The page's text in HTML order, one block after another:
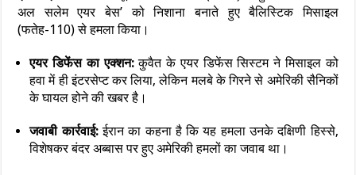
अल सलेम एयर बेस’ को निशाना बनाते हुए बैलिस्टिक मिसाइल
(फतेह-110) से हमला किया।
एयर डिफेंस का एक्शन:कुवैत के एयर डिफेंस सिस्टम ने मिसाइल को
हवा में ही इंटरसेप्ट कर लिया, लेकिन मलबे के गिरने से अमेरिकी सैनिकों
के घायल होने की खबर है।
जवाबी कार्रवाई:ईरान का कहना है कि यह हमला उनके दक्षिणी हिस्से,
विशेषकर बंदर अब्बास पर हुए अमेरिकी हमलों का जवाब था।